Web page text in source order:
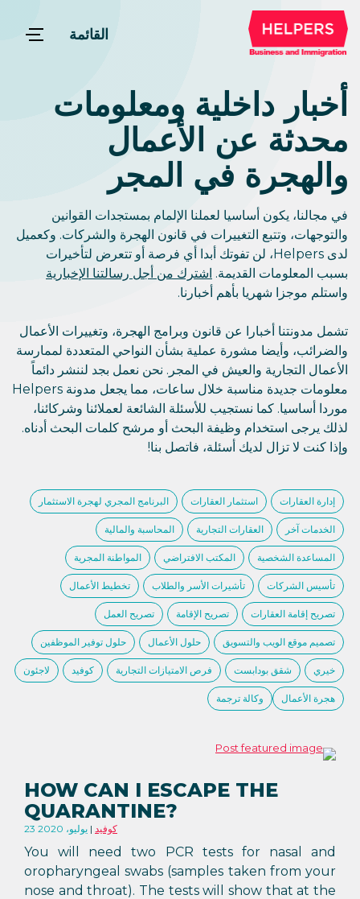
القائمة
أخبار داخلية ومعلومات
محدثة عن الأعمال
والهجرة في المجر
في مجالنا، يكون أساسيا لعملنا الإلمام بمستجدات القوانين
والتوجهات، وتتبع التغييرات في قانون الهجرة والشركات. وكعميل
لدى Helpers، لن تفوتك أبدا أي فرصة أو تتعرض لتأخيرات
بسبب المعلومات القديمة. اشترك من أجل رسالتنا الإخبارية
واستلم موجزا شهريا بأهم أخبارنا.
تشمل مدونتنا أخبارا عن قانون وبرامج الهجرة، وتغييرات الأعمال
والضرائب، وأيضا مشورة عملية بشأن النواحي المتعددة لممارسة
الأعمال التجارية والعيش في المجر. نحن نعمل بجد لننشر دائماً
معلومات جديدة مناسبة خلال ساعات، مما يجعل مدونة Helpers
موردا أساسيا. كما نستجيب للأسئلة الشائعة لعملائنا وشركائنا،
لذلك يرجى استخدام وظيفة البحث أو مرشح كلمات البحث أدناه.
وإذا كنت لا تزال لديك أسئلة، فاتصل بنا!
إدارة العقارات استثمار العقارات البرنامج المجري لهجرة الاستثمار
الخدمات آخر العقارات التجارية المحاسبة والمالية
المساعدة الشخصية المكتب الافتراضي المواطنة المجرية
تأسيس الشركات تأشيرات الأسر والطلاب تخطيط الأعمال
تصريح إقامة العقارات تصريح الإقامة تصريح العمل
تصميم موقع الويب والتسويق حلول الأعمال حلول توفير الموظفين
خيري شقق بودابست فرص الامتيازات التجارية كوفيد لاجئون
هجرة الأعمال وكالة ترجمة
HOW CAN I ESCAPE THE
QUARANTINE?
23 يوليو، 2020 كوفيد
You will need two PCR tests for nasal and
oropharyngeal swabs (samples taken from your
nose and throat). The tests will show that at the